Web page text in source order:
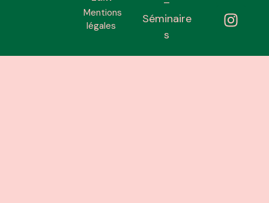
Mentions
légales
Séminaire
s